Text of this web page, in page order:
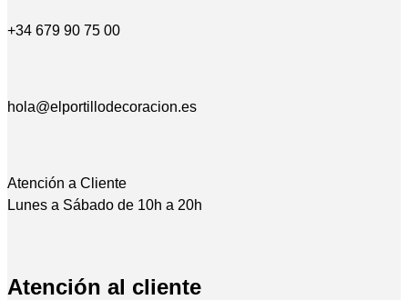
+34 679 90 75 00
hola@elportillodecoracion.es
Atención a Cliente
Lunes a Sábado de 10h a 20h
Atención al cliente